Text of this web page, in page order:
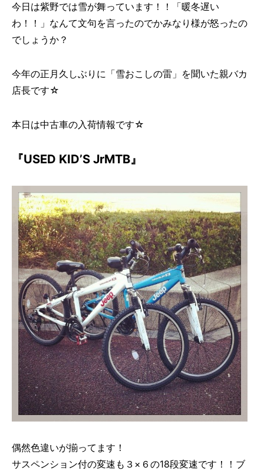
今日は紫野では雪が舞っています！！「暖冬遅い
わ！！」なんて文句を言ったのでかみなり様が怒ったの
でしょうか？
今年の正月久しぶりに「雪おこしの雷」を聞いた親バカ
店長です☆
本日は中古車の入荷情報です☆
『USED KID’S JrMTB』
偶然色違いが揃ってます！
サスペンション付の変速も３×６の18段変速です！！ブ